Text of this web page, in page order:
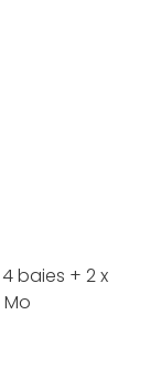
baies + 2 x